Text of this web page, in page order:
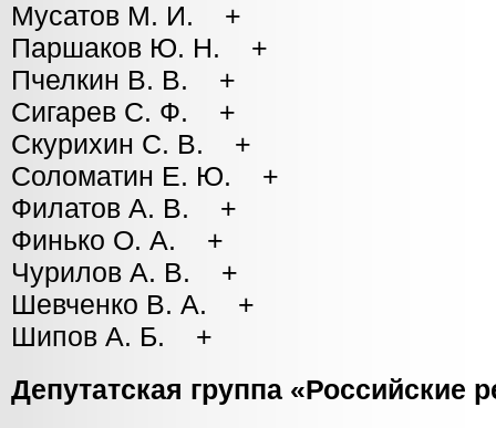
Мусатов М. И. +
Паршаков Ю. Н. +
Пчелкин В. В. +
Сигарев С. Ф. +
Скурихин С. В. +
Соломатин Е. Ю. +
Филатов А. В. +
Финько О. А. +
Чурилов А. В. +
Шевченко В. А. +
Шипов А. Б. +
Депутатская группа «Российские